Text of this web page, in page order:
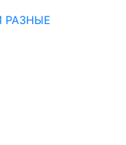
РАЗНЫЕ